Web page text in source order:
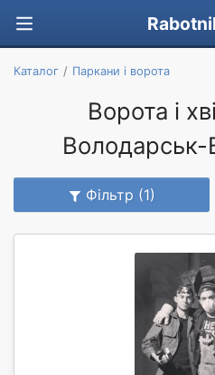
Каталог Паркани і ворота
Ворота і
Володарськ-
Фільтр (1)